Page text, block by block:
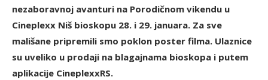
nezaboravnoj avanturi na Porodičnom vikendu u
Cineplexx Niš bioskopu 28. i 29. januara. Za sve
mališane pripremili smo poklon poster filma. Ulaznice
su uveliko u prodaji na blagajnama bioskopa i putem
aplikacije CineplexxRS.